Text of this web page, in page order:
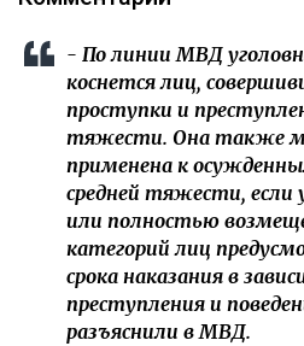
- По линии МВД
коснется лиц,
проступки и
тяжести. Она также
применена к
средней тяжести,
или полностью
категорий лиц
срока наказания в
преступления и
разъяснили в МВД.